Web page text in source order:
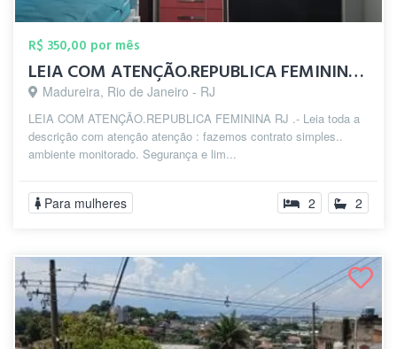
R$ 350,00 por mês
LEIA COM ATENÇÃO.REPUBLICA FEMININA zp(2...
Madureira, Rio de Janeiro - RJ
LEIA COM ATENÇÃO.REPUBLICA FEMININA RJ .- Leia toda a
descrição com atenção atenção : fazemos contrato simples..
ambiente monitorado. Segurança e lim...
Para mulheres 2 2